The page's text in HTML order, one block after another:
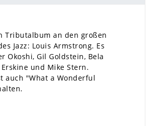
Tributalbum an den großen
Jazz: Louis Armstrong. Es
Okoshi, Gil Goldstein, Bela
Erskine und Mike Stern.
auch "What a Wonderful